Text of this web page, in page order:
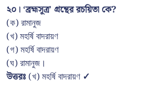
২০। ‘ব্রহ্মসূত্র’ গ্রন্থের রচয়িতা কে?
(ক) রামানুজ
(খ) মহর্ষি বাদরায়ণ
(গ) মহর্ষি বাদরায়ণ
(ঘ) রামানুজ।
উত্তরঃ(খ) মহর্ষি বাদরায়ণ ✓